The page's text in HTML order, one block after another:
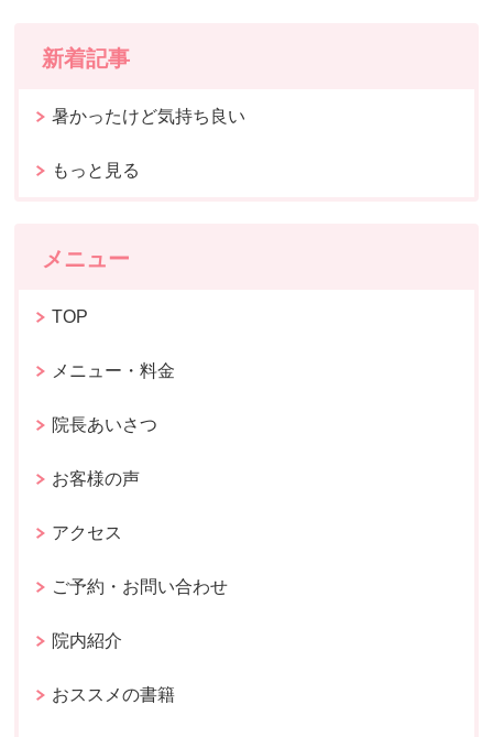
新着記事
暑かったけど気持ち良い
もっと見る
メニュー
TOP
メニュー・料金
院長あいさつ
お客様の声
アクセス
ご予約・お問い合わせ
院内紹介
おススメの書籍